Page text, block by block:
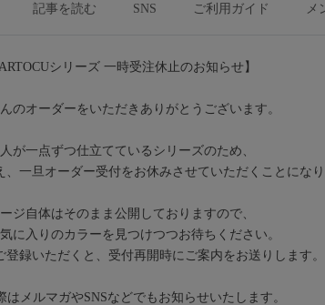
記事を読む SNS ご利用ガイド メ
ARTOCUシリーズ 一時受注休止のお知らせ】
のオーダーをいただきありがとうございます。
が一点ずつ仕立てているシリーズのため、
、一旦オーダー受付をお休みさせていただくことにな
ジ自体はそのまま公開しておりますので、
に入りのカラーを見つけつつお待ちください。
登録いただくと、受付再開時にご案内をお送りします。
はメルマガやSNSなどでもお知らせいたします。